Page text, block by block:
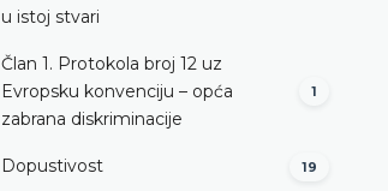
u istoj stvari
Član 1. Protokola broj 12 uz
Evropsku konvenciju – opća
zabrana diskriminacije
1
Dopustivost 19